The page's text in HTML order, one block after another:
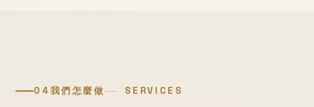
04我們怎麼做 SERVICES